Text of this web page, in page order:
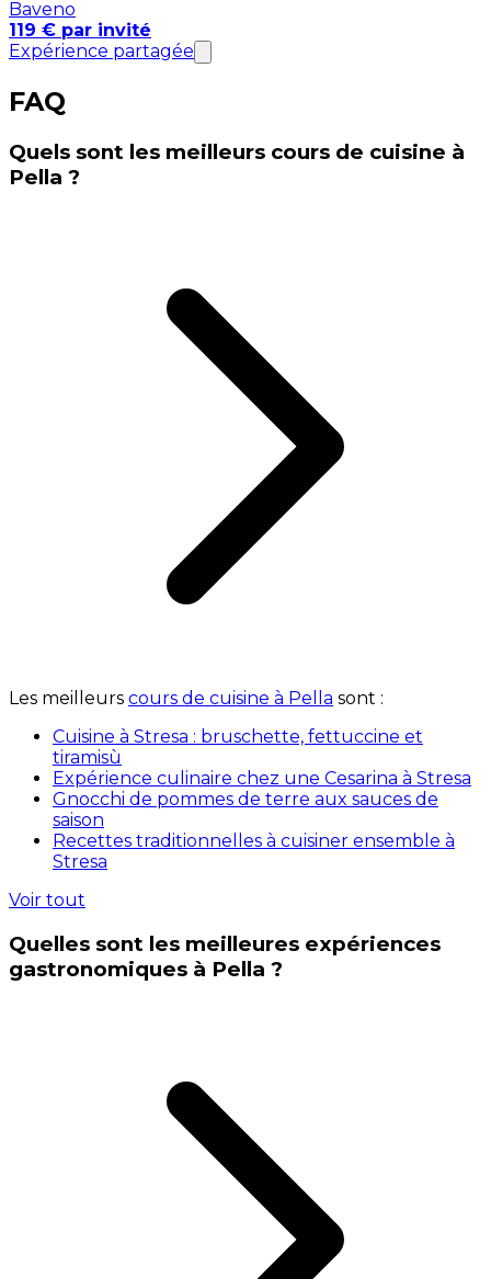
Baveno
119 € par invité
Expérience partagée
FAQ
Quels sont les meilleurs cours de cuisine à
Pella ?
Les meilleurs cours de cuisine à Pella sont :
Cuisine à Stresa : bruschette, fettuccine et
tiramisù
Expérience culinaire chez une Cesarina à Stresa
Gnocchi de pommes de terre aux sauces de
saison
Recettes traditionnelles à cuisiner ensemble à
Stresa
Voir tout
Quelles sont les meilleures expériences
gastronomiques à Pella ?